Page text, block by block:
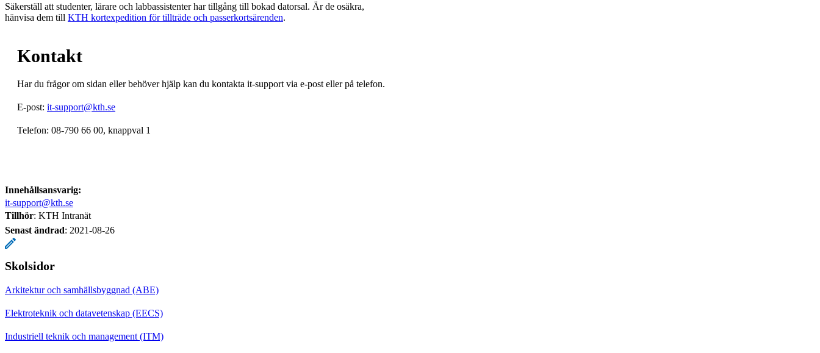
Säkerställ att studenter, lärare och labbassistenter har tillgång till bokad datorsal. Är de osäkra,
hänvisa dem till KTH kortexpedition för tillträde och passerkortsärenden.
Kontakt
Har du frågor om sidan eller behöver hjälp kan du kontakta it-support via e-post eller på telefon.
E-post: it-support@kth.se
Telefon: 08-790 66 00, knappval 1
Innehållsansvarig:
it-support@kth.se
Tillhör: KTH Intranät
Senast ändrad: 2021-08-26
Skolsidor
Arkitektur och samhällsbyggnad (ABE)
Elektroteknik och datavetenskap (EECS)
Industriell teknik och management (ITM)